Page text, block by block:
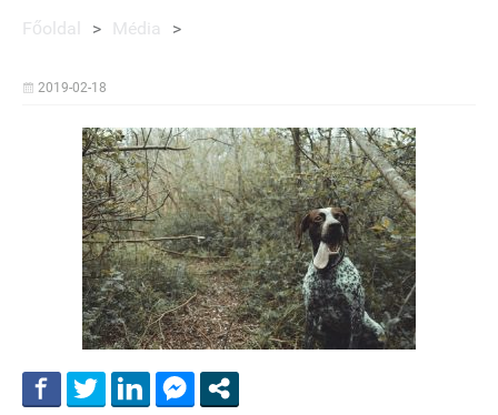
Főoldal > Média >
2019-02-18